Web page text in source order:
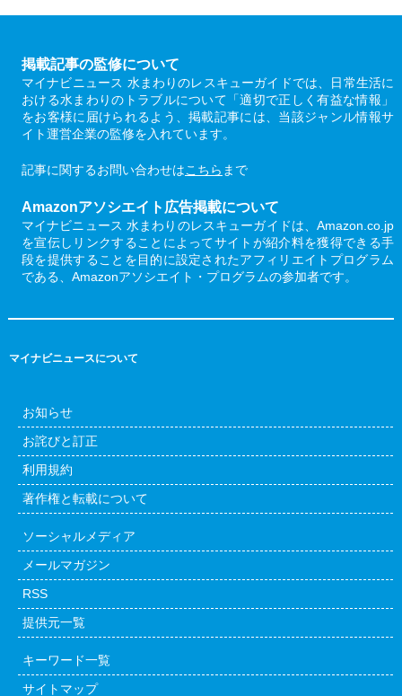
掲載記事の監修について
マイナビニュース 水まわりのレスキューガイドでは、日常生活に
おける水まわりのトラブルについて「適切で正しく有益な情報」
をお客様に届けられるよう、掲載記事には、当該ジャンル情報サ
イト運営企業の監修を入れています。
記事に関するお問い合わせはこちら まで
Amazonアソシエイト広告掲載について
マイナビニュース 水まわりのレスキューガイドは、Amazon.co.jp
を宣伝しリンクすることによってサイトが紹介料を獲得できる手
段を提供することを目的に設定されたアフィリエイトプログラム
である、Amazonアソシエイト・プログラムの参加者です。
マイナビニュースについて
お知らせ
お詫びと訂正
利用規約
著作権と転載について
ソーシャルメディア
メールマガジン
RSS
提供元一覧
キーワード一覧
サイトマップ